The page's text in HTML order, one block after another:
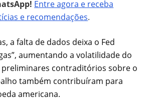
Entre agora e receba
e recomendações.
a falta de dados deixa o Fed
aumentando a volatilidade do
contraditórios sobre o
também contribuíram para
americana.